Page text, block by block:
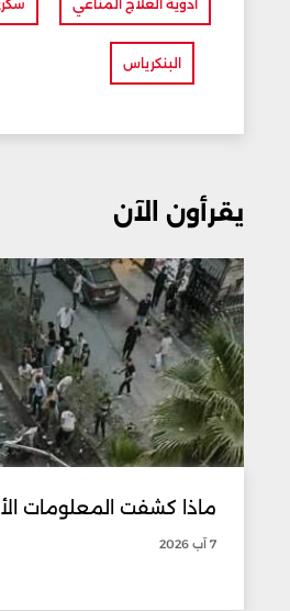
أدوية العلاج المناعي
البنكرياس
يقرأون الآن
ماذا كشفت المعلومات
7 آب 2026